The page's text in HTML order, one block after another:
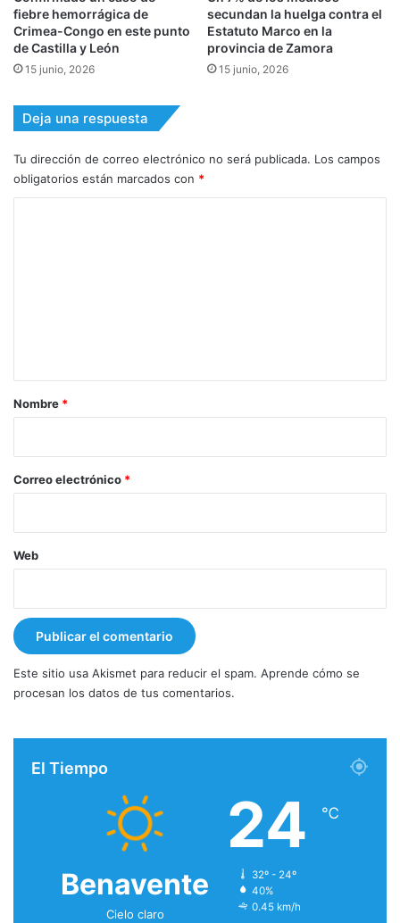
fiebre hemorrágica de
Crimea-Congo en este punto
de Castilla y León
15 junio, 2026
secundan la huelga contra el
Estatuto Marco en la
provincia de Zamora
15 junio, 2026
Deja una respuesta
Tu dirección de correo electrónico no será publicada. Los campos
obligatorios están marcados con *
r
*
Nombre *
Correo electrónico *
Web
Este sitio usa Akismet para reducir el spam. Aprende cómo se
procesan los datos de tus comentarios.
El Tiempo
Benavente
Cielo claro
24 ℃
32º - 24º
40%
0.45 km/h